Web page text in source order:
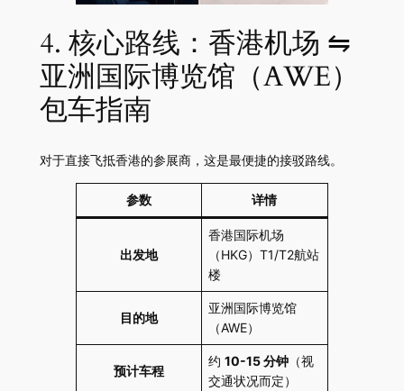
4. 核心路线：香港机场 ⇋
亚洲国际博览馆（AWE）
包车指南
对于直接飞抵香港的参展商，这是最便捷的接驳路线。
参数 详情
出发地
香港国际机场
（HKG）T1/T2航站
楼
目的地
亚洲国际博览馆
（AWE）
预计车程
约 10-15 分钟（视
交通状况而定）